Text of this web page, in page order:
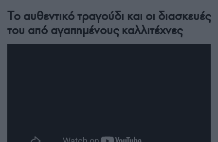
Το αυθεντικό τραγούδι και οι διασκευές
του από αγαπημένους καλλιτέχνες